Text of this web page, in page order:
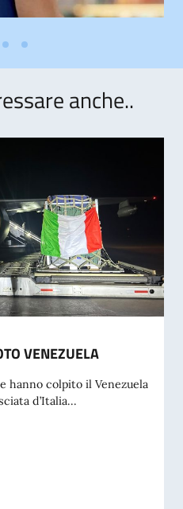
anche..
VENEZUELA
hanno colpito il Venezuela
d’Italia...
VENEZUELA